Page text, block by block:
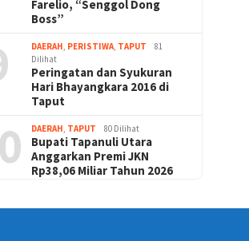
Farelio, “Senggol Dong
Boss”
DAERAH, PERISTIWA, TAPUT
81
Dilihat
Peringatan dan Syukuran
Hari Bhayangkara 2016 di
Taput
DAERAH, TAPUT 80 Dilihat
Bupati Tapanuli Utara
Anggarkan Premi JKN
Rp38,06 Miliar Tahun 2026